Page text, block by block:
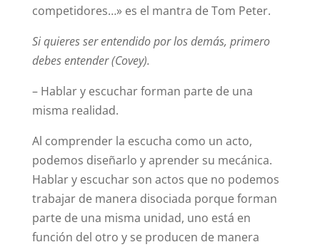
competidores…» es el mantra de Tom Peter.
Si quieres ser entendido por los demás, primero
debes entender (Covey).
– Hablar y escuchar forman parte de una
misma realidad.
Al comprender la escucha como un acto,
podemos diseñarlo y aprender su mecánica.
Hablar y escuchar son actos que no podemos
trabajar de manera disociada porque forman
parte de una misma unidad, uno está en
función del otro y se producen de manera